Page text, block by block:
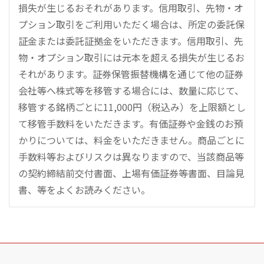
損失が生じるおそれがあります。信用取引、先物・オ
プション取引をご利用いただく場合は、所定の委託保
証金または委託証拠金をいただきます。信用取引、先
物・オプション取引には元本を超える損失が生じるお
それがあります。証券保管振替機構を通じて他の証券
会社等へ株式等を移管する場合には、数量に応じて、
移管する銘柄ごとに11,000円（税込み）を上限額とし
て移管手数料をいただきます。有価証券や金銭のお預
かりについては、料金をいただきません。商品ごとに
手数料等およびリスクは異なりますので、当該商品等
の契約締結前交付書面、上場有価証券等書面、目論見
書、等をよくお読みください。
こ